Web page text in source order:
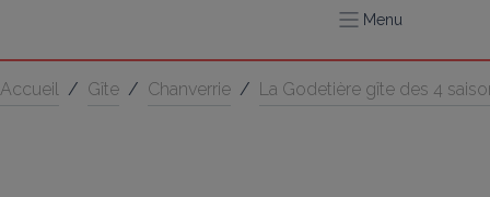
Menu
Accueil / Gîte / Chanverrie / La Godetière gîte des 4